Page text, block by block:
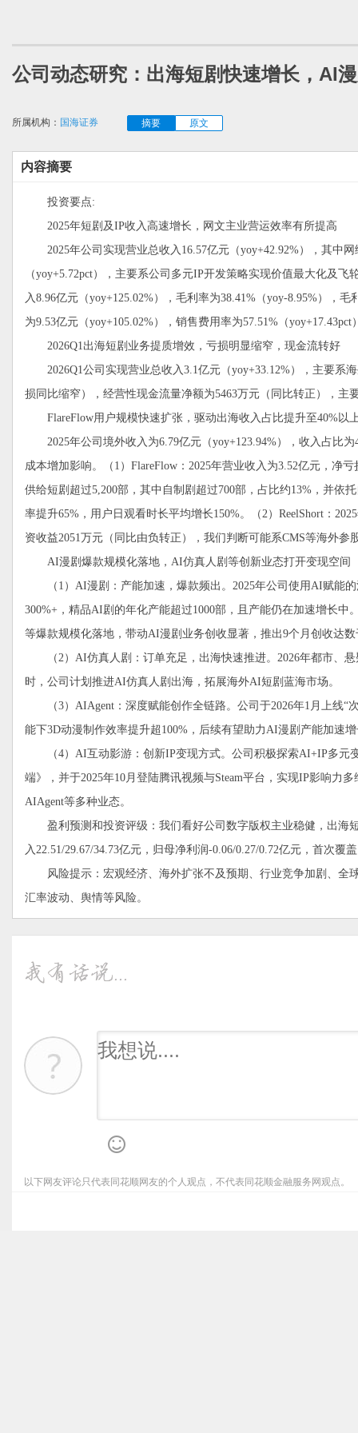
公司动态研究：出海短剧快速增长，AI
所属机构： 国海证券 摘要 原文
内容摘要
投资要点:
2025年短剧及IP收入高速增长，网文主业营运效率有所提高
2025年公司实现营业总收入16.57亿元（yoy+42.92%），其中网
（yoy+5.72pct），主要系公司多元IP开发策略实现价值最大化及
入8.96亿元（yoy+125.02%），毛利率为38.41%（yoy-8.95%），
为9.53亿元（yoy+105.02%），销售费用率为57.51%（
2026Q1出海短剧业务提质增效，亏损明显缩窄，现金流转好
2026Q1公司实现营业总收入3.1亿元（yoy+33.12%），主要系
损同比缩窄），经营性现金流量净额为5463万元（同比转正），主
FlareFlow用户规模快速扩张，驱动出海收入占比提升至40%以
2025年公司境外收入为6.79亿元（yoy+123.94%），收入占比为
成本增加影响。（1）FlareFlow：2025年营业收入为3.52亿元，净
供给短剧超过5,200部，其中自制剧超过700部，占比约13%，并依
率提升65%，用户日观看时长平均增长150%。（2）ReelShort：
资收益2051万元（同比由负转正），我们判断可能系CMS等海外参
AI漫剧爆款规模化落地，AI仿真人剧等创新业态打开变现空间
（1）AI漫剧：产能加速，爆款频出。2025年公司使用AI赋能的
300%+，精品AI剧的年化产能超过1000部，且产能仍在加速增长
等爆款规模化落地，带动AI漫剧业务创收显著，推出9个月创收达
（2）AI仿真人剧：订单充足，出海快速推进。2026年都市、悬
时，公司计划推进AI仿真人剧出海，拓展海外AI短剧蓝海市场。
（3）AIAgent：深度赋能创作全链路。公司于2026年1月上线“
能下3D动漫制作效率提升超100%，后续有望助力AI漫剧产能加速
（4）AI互动影游：创新IP变现方式。公司积极探索AI+IP多元
端》，并于2025年10月登陆腾讯视频与Steam平台，实现IP影响
AIAgent等多种业态。
盈利预测和投资评级：我们看好公司数字版权主业稳健，出海
入22.51/29.67/34.73亿元，归母净利润-0.06/0.27/0.72亿元，首次覆
风险提示：宏观经济、海外扩张不及预期、行业竞争加剧、全
汇率波动、舆情等风险。
以下网友评论只代表同花顺网友的个人观点，不代表同花顺金融服务网观点。